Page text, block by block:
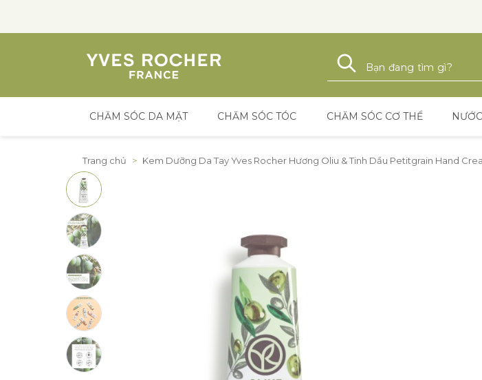
Tìm kiếm
CHĂM SÓC DA MẶT CHĂM SÓC TÓC CHĂM SÓC CƠ THỂ
Trang chủ > Kem Dưỡng Da Tay Yves Rocher Hương Oliu & Tinh Dầu Petitgrain Hand